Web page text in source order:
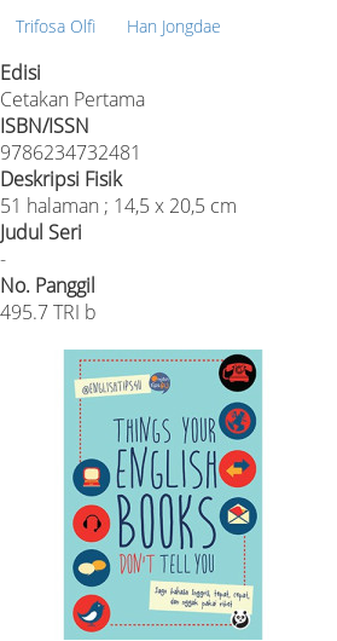
Trifosa Olfi Han Jongdae
Edisi
Cetakan Pertama
ISBN/ISSN
9786234732481
Deskripsi Fisik
51 halaman ; 14,5 x 20,5 cm
Judul Seri
-
No. Panggil
495.7 TRI b